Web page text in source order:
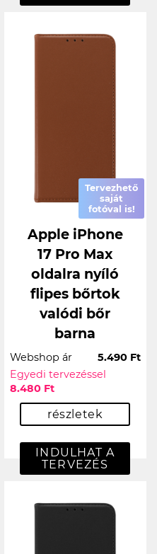
Tervezhető
saját
fotóval is!
Apple iPhone
17 Pro Max
oldalra nyíló
flipes bőrtok
valódi bőr
barna
Webshop ár
5.490 Ft
Egyedi tervezéssel
8.480 Ft
részletek
INDULHAT A
TERVEZÉS